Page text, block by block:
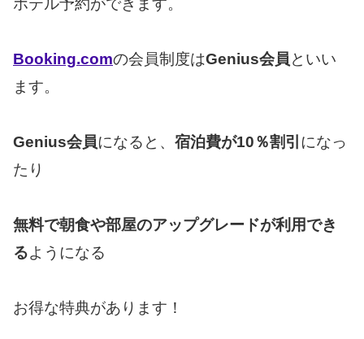
ホテル予約ができます。
Booking.comの会員制度はGenius会員 といい
ます。
Genius会員になると、 宿泊費が10％割引 になっ
たり
無料で朝食や部屋のアップグレードが利用でき
るようになる
お得な特典があります！